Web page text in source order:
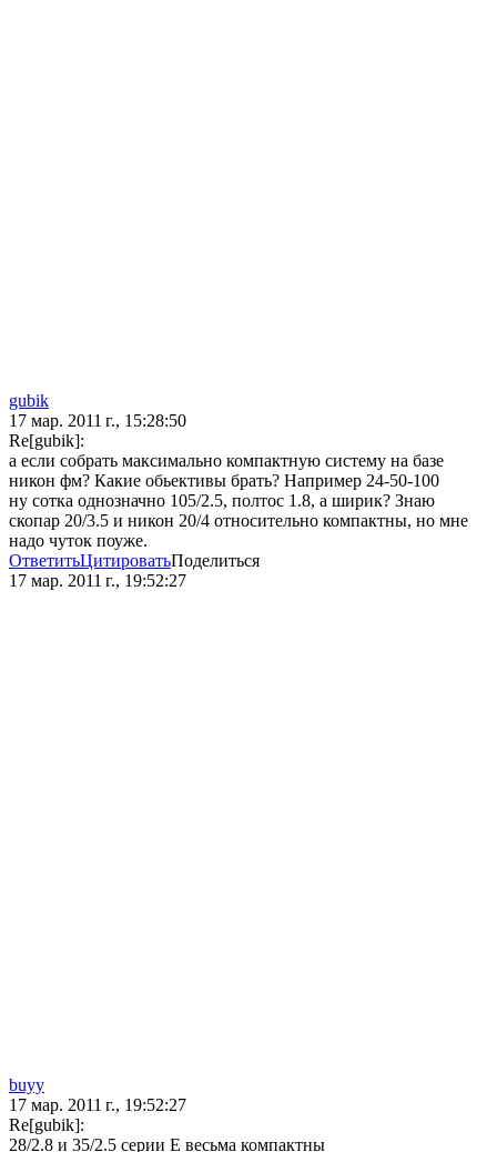
gubik
17 мар. 2011 г., 15:28:50
Re[gubik]:
а если собрать максимально компактную систему на базе
никон фм? Какие обьективы брать? Например 24-50-100
ну сотка однозначно 105/2.5, полтос 1.8, а ширик? Знаю
скопар 20/3.5 и никон 20/4 относительно компактны, но мне
надо чуток поуже.
ОтветитьЦитироватьПоделиться
17 мар. 2011 г., 19:52:27
buyy
17 мар. 2011 г., 19:52:27
Re[gubik]:
28/2.8 и 35/2.5 серии Е весьма компактны